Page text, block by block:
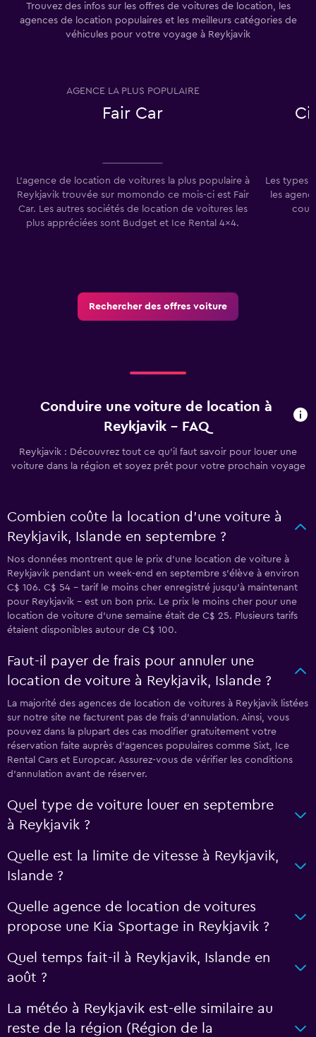
Trouvez des infos sur les offres de voitures de location, les
agences de location populaires et les meilleurs catégories de
véhicules pour votre voyage à Reykjavik
AGENCE LA PLUS POPULAIRE
Fair Car
L'agence de location de voitures la plus populaire à
Reykjavik trouvée sur momondo ce mois-ci est Fair
Car. Les autres sociétés de location de voitures les
plus appréciées sont Budget et Ice Rental 4x4.
Les types
les
Rechercher des offres voiture
Conduire une voiture de location à
Reykjavik - FAQ
Reykjavik : Découvrez tout ce qu’il faut savoir pour louer une
voiture dans la région et soyez prêt pour votre prochain voyage
Combien coûte la location d’une voiture à
Reykjavik, Islande en septembre ?
Nos données montrent que le prix d’une location de voiture à
Reykjavik pendant un week-end en septembre s’élève à environ
C$ 106. C$ 54 - tarif le moins cher enregistré jusqu’à maintenant
pour Reykjavik - est un bon prix. Le prix le moins cher pour une
location de voiture d’une semaine était de C$ 25. Plusieurs tarifs
étaient disponibles autour de C$ 100.
Faut-il payer de frais pour annuler une
location de voiture à Reykjavik, Islande ?
La majorité des agences de location de voitures à Reykjavik listées
sur notre site ne facturent pas de frais d'annulation. Ainsi, vous
pouvez dans la plupart des cas modifier gratuitement votre
réservation faite auprès d’agences populaires comme Sixt, Ice
Rental Cars et Europcar. Assurez-vous de vérifier les conditions
d’annulation avant de réserver.
Quel type de voiture louer en septembre
à Reykjavik ?
Quelle est la limite de vitesse à Reykjavik,
Islande ?
Quelle agence de location de voitures
propose une Kia Sportage in Reykjavik ?
Quel temps fait-il à Reykjavik, Islande en
août ?
La météo à Reykjavik est-elle similaire au
reste de la région (Région de la